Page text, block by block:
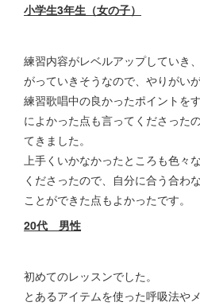
小学生3年生（女の子）
練習内容がレベルアップしていき
がっていきそうなので、やりがい
練習歌唱中の良かったポイントを
によかった点も言ってくださった
てきました。
上手くいかなかったところも色々
くださったので、自分に合う合わ
ことができた点もよかったです。
20代 男性
初めてのレッスンでした。
とあるアイテムを使った呼吸法や